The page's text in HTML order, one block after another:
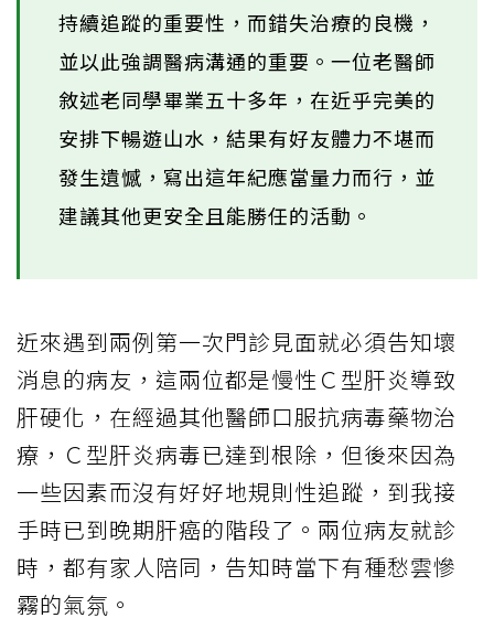
持續追蹤的重要性，而錯失治療的良機，
並以此強調醫病溝通的重要。一位老醫師
敘述老同學畢業五十多年，在近乎完美的
安排下暢遊山水，結果有好友體力不堪而
發生遺憾，寫出這年紀應當量力而行，並
建議其他更安全且能勝任的活動。
近來遇到兩例第一次門診見面就必須告知壞
消息的病友，這兩位都是慢性Ｃ型肝炎導致
肝硬化，在經過其他醫師口服抗病毒藥物治
療，Ｃ型肝炎病毒已達到根除，但後來因為
一些因素而沒有好好地規則性追蹤，到我接
手時已到晚期肝癌的階段了。兩位病友就診
時，都有家人陪同，告知時當下有種愁雲慘
霧的氣氛。